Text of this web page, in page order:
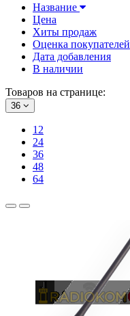
Название
Цена
Хиты продаж
Оценка покупателей
Дата добавления
В наличии
Товаров на странице:
36
12
24
36
48
64